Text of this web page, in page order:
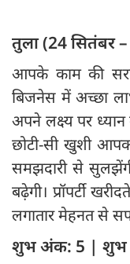
तुला (24 सितंबर
आपके काम की
बिजनेस में अच्छा
अपने लक्ष्य पर ध्यान
छोटी-सी खुशी
समझदारी से
बढ़ेगी। प्रॉपर्टी
लगातार मेहनत से
शुभ अंक: 5 | शुभ